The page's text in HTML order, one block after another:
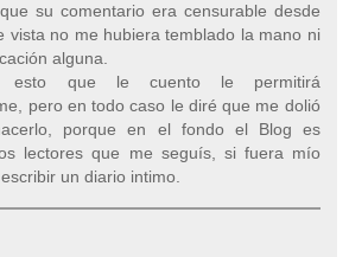
su comentario era censurable desde
vista no me hubiera temblado la mano ni
alguna.
que le cuento le permitirá
pero en todo caso le diré que me dolió
porque en el fondo el Blog es
lectores que me seguís, si fuera mío
un diario intimo.